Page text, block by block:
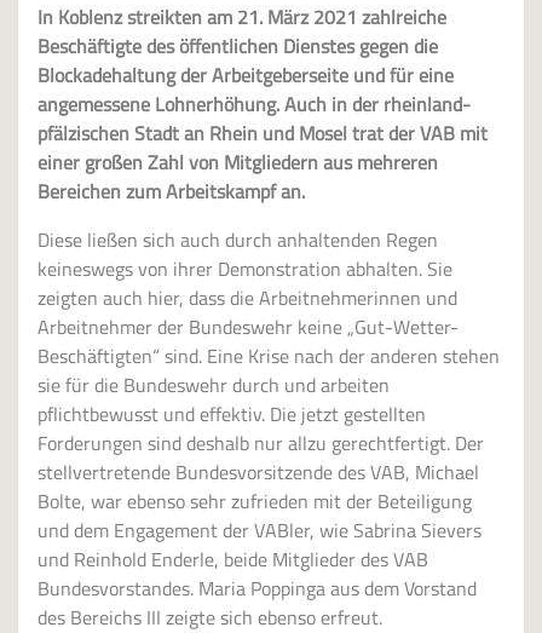
In Koblenz streikten am 21. März 2021 zahlreiche
Beschäftigte des öffentlichen Dienstes gegen die
Blockadehaltung der Arbeitgeberseite und für eine
angemessene Lohnerhöhung. Auch in der rheinland-
pfälzischen Stadt an Rhein und Mosel trat der VAB mit
einer großen Zahl von Mitgliedern aus mehreren
Bereichen zum Arbeitskampf an.
Diese ließen sich auch durch anhaltenden Regen
keineswegs von ihrer Demonstration abhalten. Sie
zeigten auch hier, dass die Arbeitnehmerinnen und
Arbeitnehmer der Bundeswehr keine „Gut-Wetter-
Beschäftigten“ sind. Eine Krise nach der anderen stehen
sie für die Bundeswehr durch und arbeiten
pflichtbewusst und effektiv. Die jetzt gestellten
Forderungen sind deshalb nur allzu gerechtfertigt. Der
stellvertretende Bundesvorsitzende des VAB, Michael
Bolte, war ebenso sehr zufrieden mit der Beteiligung
und dem Engagement der VABler, wie Sabrina Sievers
und Reinhold Enderle, beide Mitglieder des VAB
Bundesvorstandes. Maria Poppinga aus dem Vorstand
des Bereichs III zeigte sich ebenso erfreut.